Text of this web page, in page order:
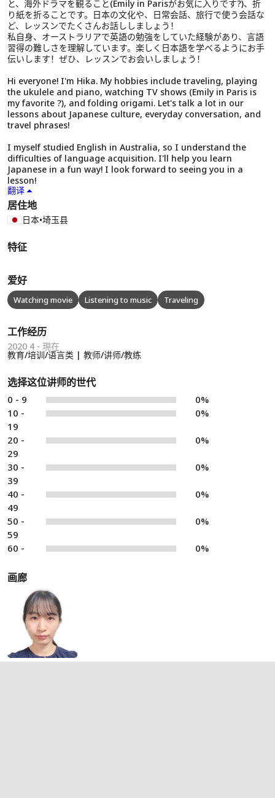
と、海外ドラマを観ること(Emily in Parisがお気に入りです?)、折
り紙を折ることです。日本の文化や、日常会話、旅行で使う会話な
ど、レッスンでたくさんお話ししましょう！
私自身、オーストラリアで英語の勉強をしていた経験があり、言語
習得の難しさを理解しています。楽しく日本語を学べるようにお手
伝いします！ぜひ、レッスンでお会いしましょう！
Hi everyone! I'm Hika. My hobbies include traveling, playing
the ukulele and piano, watching TV shows (Emily in Paris is
my favorite ?), and folding origami. Let's talk a lot in our
lessons about Japanese culture, everyday conversation, and
travel phrases!
I myself studied English in Australia, so I understand the
difficulties of language acquisition. I'll help you learn
Japanese in a fun way! I look forward to seeing you in a
lesson!
翻译
居住地
日本•埼玉县
特征
爱好
Watching movie Listening to music Traveling
工作经历
2020 4 - 現在
教育/培训/语言类 | 教师/讲师/教练
选择这位讲师的世代
0 - 9
0%
10 -
19
0%
20 -
29
0%
30 -
39
0%
40 -
49
0%
50 -
59
0%
60 - 0%
画廊